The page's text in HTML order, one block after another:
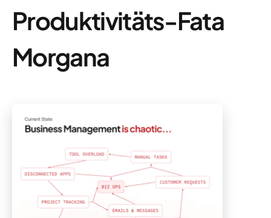
Produktivitäts-Fata
Morgana